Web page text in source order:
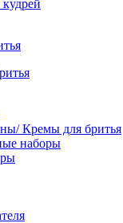
Кремы для бритья
наборы